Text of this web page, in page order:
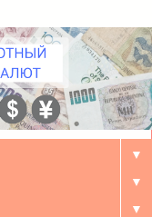
▼
▼
▼